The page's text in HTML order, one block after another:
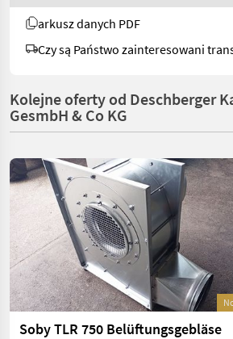
arkusz danych PDF
Czy są Państwo zainteresowani
Kolejne oferty od Deschberger
GesmbH & Co KG
Soby TLR 750 Belüftungsgebläse